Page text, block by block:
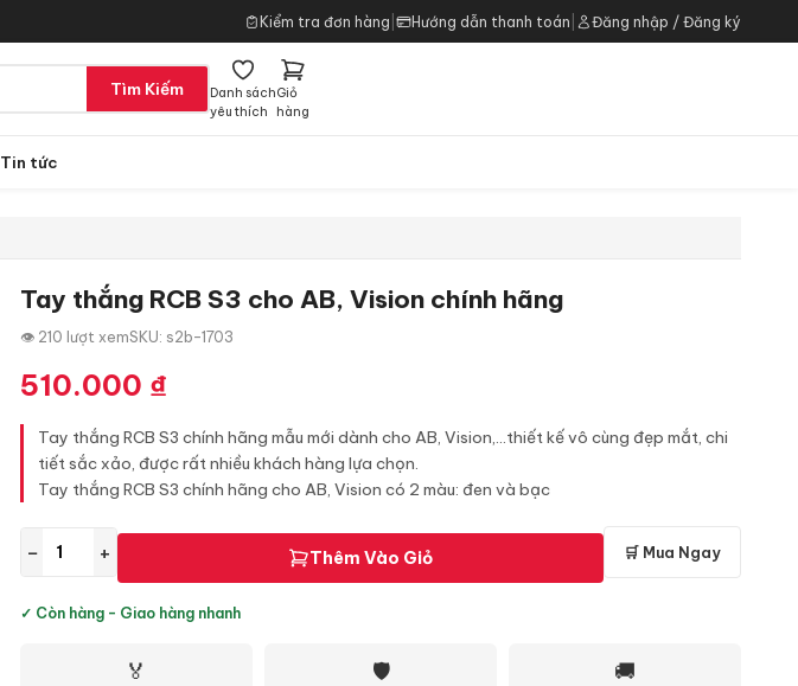
Kiểm tra đơn hàng Hướng dẫn thanh toán Đăng nhập / Đăng ký
Tìm Kiếm
Danh sách
yêu thích
Giỏ
hàng
Tin tức
Tay thắng RCB S3 cho AB, Vision chính hãng
👁 210 lượt xemSKU: s2b-1703
510.000 ₫
Tay thắng RCB S3 chính hãng mẫu mới dành cho AB, Vision,...thiết kế vô cùng đẹp mắt, chi
tiết sắc xảo, được rất nhiều khách hàng lựa chọn.
Tay thắng RCB S3 chính hãng cho AB, Vision có 2 màu: đen và bạc
− + Thêm Vào Giỏ 🛒 Mua Ngay
✓ Còn hàng - Giao hàng nhanh
🏅 🛡 🚚